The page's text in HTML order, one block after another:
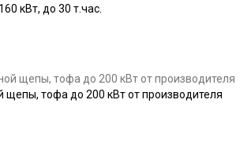
кВт, до 30 т.час.
тофа до 200 кВт от производителя